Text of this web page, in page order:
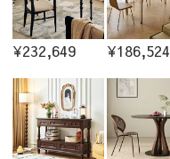
¥232,649 ¥186,524